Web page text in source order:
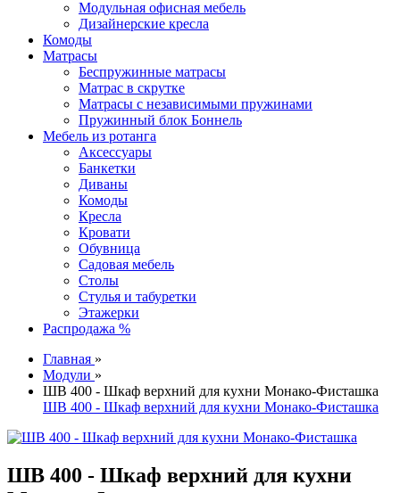
Модульная офисная мебель
Дизайнерские кресла
Комоды
Матрасы
Беспружинные матрасы
Матрас в скрутке
Матрасы с независимыми пружинами
Пружинный блок Боннель
Мебель из ротанга
Аксессуары
Банкетки
Диваны
Комоды
Кресла
Кровати
Обувница
Садовая мебель
Столы
Стулья и табуретки
Этажерки
Распродажа %
Главная »
Модули »
ШВ 400 - Шкаф верхний для кухни Монако-Фисташка
ШВ 400 - Шкаф верхний для кухни Монако-Фисташка
ШВ 400 - Шкаф верхний для кухни